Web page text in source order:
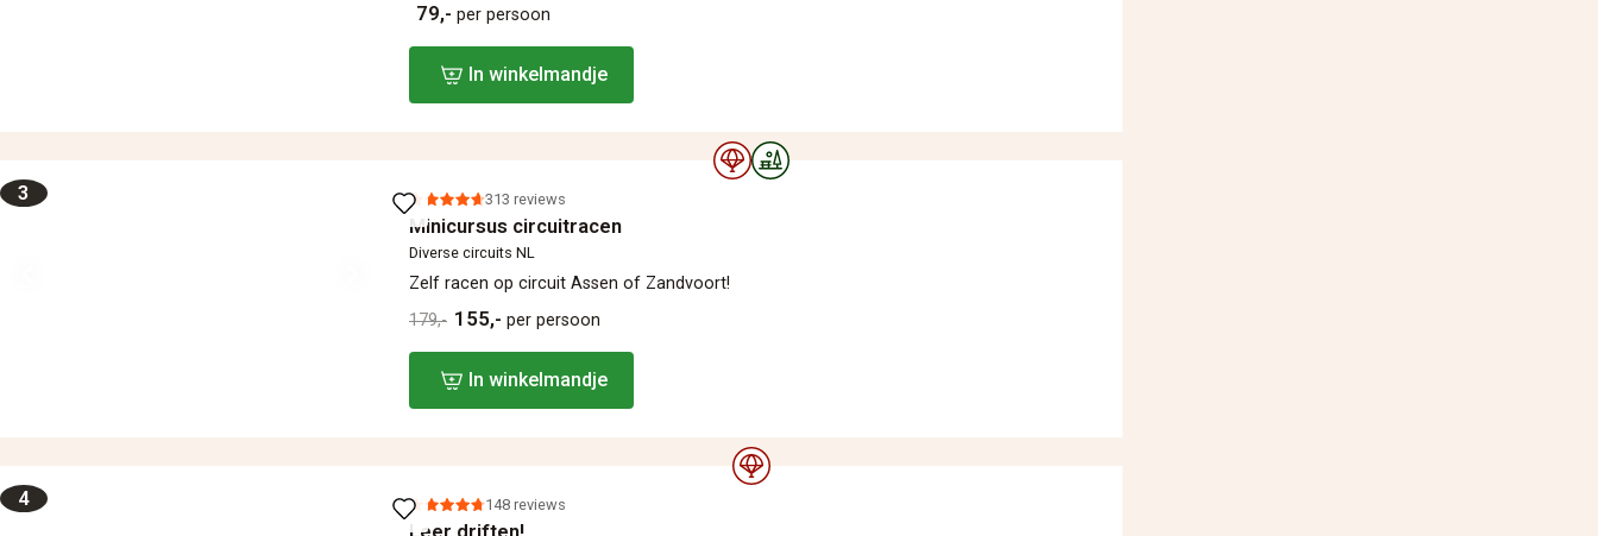
79,- per persoon
In winkelmandje
3 313 reviews
Minicursus circuitracen
Diverse circuits NL
Zelf racen op circuit Assen of Zandvoort!
179,- 155,- per persoon
In winkelmandje
4 148 reviews
Leer driften!